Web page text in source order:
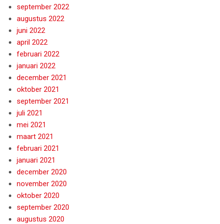
september 2022
augustus 2022
juni 2022
april 2022
februari 2022
januari 2022
december 2021
oktober 2021
september 2021
juli 2021
mei 2021
maart 2021
februari 2021
januari 2021
december 2020
november 2020
oktober 2020
september 2020
augustus 2020